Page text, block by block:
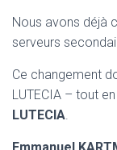
Nous avons déjà
serveurs
Ce changement
LUTECIA – tout en
LUTECIA.